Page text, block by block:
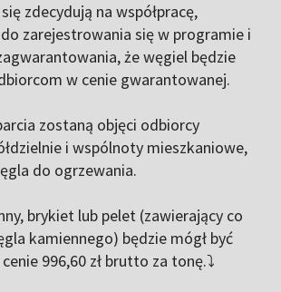
zdecydują na współpracę,
zarejestrowania się w programie i
że węgiel będzie
w cenie gwarantowanej.
zostaną objęci odbiorcy
i wspólnoty mieszkaniowe,
do ogrzewania.
brykiet lub pelet (zawierający co
kamiennego) będzie mógł być
996,60 zł brutto za tonę.⤵️